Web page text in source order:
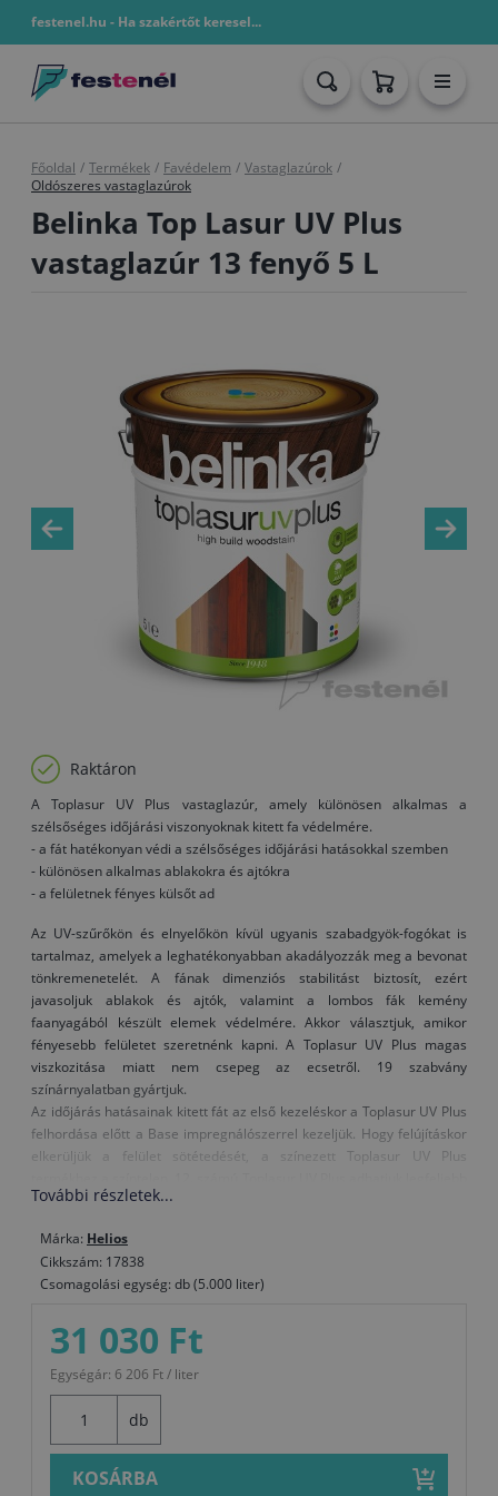
festenel.hu - Ha szakértőt keresel...
Főoldal / Termékek / Favédelem / Vastaglazúrok /
Oldószeres vastaglazúrok
Belinka Top Lasur UV Plus
vastaglazúr 13 fenyő 5 L
Raktáron
A Toplasur UV Plus vastaglazúr, amely különösen alkalmas a
szélsőséges időjárási viszonyoknak kitett fa védelmére.
- a fát hatékonyan védi a szélsőséges időjárási hatásokkal szemben
- különösen alkalmas ablakokra és ajtókra
- a felületnek fényes külsőt ad
Az UV-szűrőkön és elnyelőkön kívül ugyanis szabadgyök-fogókat is
tartalmaz, amelyek a leghatékonyabban akadályozzák meg a bevonat
tönkremenetelét. A fának dimenziós stabilitást biztosít, ezért
javasoljuk ablakok és ajtók, valamint a lombos fák kemény
faanyagából készült elemek védelmére. Akkor választjuk, amikor
fényesebb felületet szeretnénk kapni. A Toplasur UV Plus magas
viszkozitása miatt nem csepeg az ecsetről. 19 szabvány
színárnyalatban gyártjuk.
Az időjárás hatásainak kitett fát az első kezeléskor a Toplasur UV Plus
felhordása előtt a Base impregnálószerrel kezeljük. Hogy felújításkor
elkerüljük a felület sötétedését, a színezett Toplasur UV Plus
azonos mennyiségben és az így kapott keveréket visszük fel a
Amikor kerti bútort festünk vagy mechanikai igénybevételnek kitett
faelemeket, az igénybevétel előtt egy héten keresztül hagyjuk
száradni.
Figyelmeztetés: A színtelen, 12. számú Toplasur UV Plus nem
alkalmas utolsó bevonatrétegként a sötét színű lazúrokra, vagy a
sötétebb színárnyalatú fafajtákra, mivel a különleges UV-szűrők
és elnyelők tejszerű külsőt adhatnak a felületnek.
Felhasználás:
További részletek...
Márka: Helios
Cikkszám: 17838
Csomagolási egység: db (5.000 liter)
31 030 Ft
Egységár: 6 206 Ft / liter
db
KOSÁRBA